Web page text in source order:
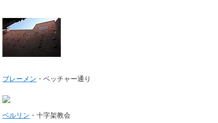
ブレーメン ・ベッチャー通り
ベルリン ・十字架教会